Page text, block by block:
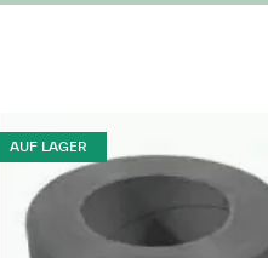
AUF LAGER